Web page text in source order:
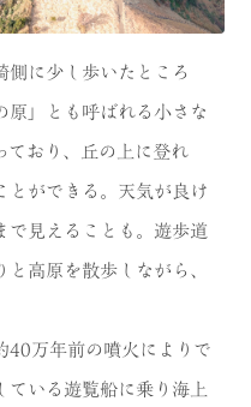
側に少し歩いたところ
原」とも呼ばれる小さな
ており、丘の上に登れ
とができる。天気が良け
で見えることも。遊歩道
高原を散歩しながら、
40万年前の噴火によりで
ている遊覧船に乗り海上